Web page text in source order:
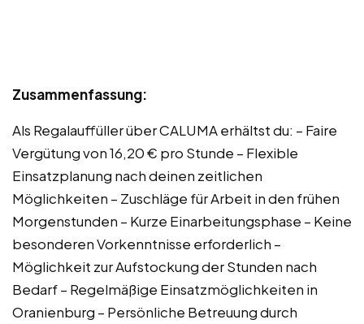
Zusammenfassung:
Als Regalauffüller über CALUMA erhältst du: – Faire
Vergütung von 16,20 € pro Stunde – Flexible
Einsatzplanung nach deinen zeitlichen
Möglichkeiten – Zuschläge für Arbeit in den frühen
Morgenstunden – Kurze Einarbeitungsphase – Keine
besonderen Vorkenntnisse erforderlich –
Möglichkeit zur Aufstockung der Stunden nach
Bedarf – Regelmäßige Einsatzmöglichkeiten in
Oranienburg – Persönliche Betreuung durch